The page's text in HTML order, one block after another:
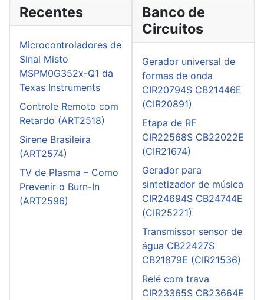
Recentes
Microcontroladores de
Sinal Misto
MSPM0G352x-Q1 da
Texas Instruments
Controle Remoto com
Retardo (ART2518)
Sirene Brasileira
(ART2574)
TV de Plasma – Como
Prevenir o Burn-In
(ART2596)
Banco de
Circuitos
Gerador universal de
formas de onda
CIR20794S CB21446E
(CIR20891)
Etapa de RF
CIR22568S CB22022E
(CIR21674)
Gerador para
sintetizador de música
CIR24694S CB24744E
(CIR25221)
Transmissor sensor de
água CB22427S
CB21879E (CIR21536)
Relé com trava
CIR23365S CB23664E